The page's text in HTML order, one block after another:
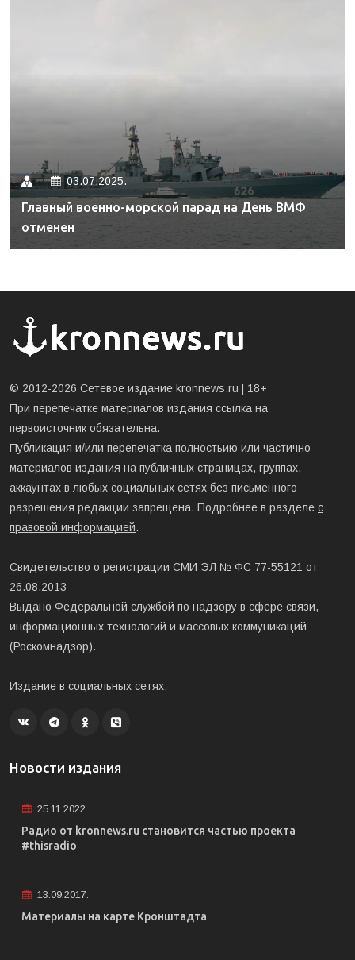
03.07.2025.
Главный военно-морской парад на День ВМФ
отменен
© 2012-2026 Сетевое издание kronnews.ru | 18+
При перепечатке материалов издания ссылка на
первоисточник обязательна.
Публикация и/или перепечатка полностьию или частично
материалов издания на публичных страницах, группах,
аккаунтах в любых социальных сетях без письменного
разрешения редакции запрещена. Подробнее в разделе с
правовой информацией.
Свидетельство о регистрации СМИ ЭЛ № ФС 77-55121 от
26.08.2013
Выдано Федеральной службой по надзору в сфере связи,
информационных технологий и массовых коммуникаций
(Роскомнадзор).
Издание в социальных сетях:
Новости издания
25.11.2022.
Радио от kronnews.ru становится частью проекта
#thisradio
13.09.2017.
Материалы на карте Кронштадта